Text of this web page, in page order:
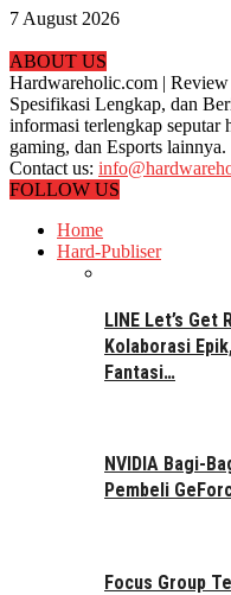
7 August 2026
ABOUT US
Hardwareholic.com |
Spesifikasi Lengkap, dan
informasi terlengkap seputar
gaming, dan Esports lainnya.
Contact us:
FOLLOW US
Home
Hard-Publiser
LINE Let’s Get
Kolaborasi
Fantasi…
NVIDIA Bagi-
Pembeli
Focus Group